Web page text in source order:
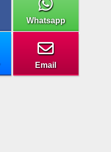
Whatsapp
Email